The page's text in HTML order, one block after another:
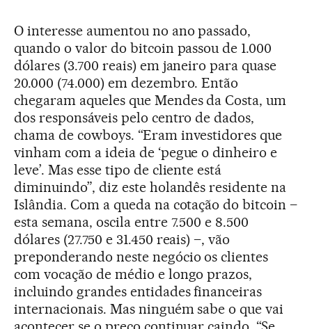
O interesse aumentou no ano passado,
quando o valor do bitcoin passou de 1.000
dólares (3.700 reais) em janeiro para quase
20.000 (74.000) em dezembro. Então
chegaram aqueles que Mendes da Costa, um
dos responsáveis pelo centro de dados,
chama de cowboys. “Eram investidores que
vinham com a ideia de ‘pegue o dinheiro e
leve’. Mas esse tipo de cliente está
diminuindo”, diz este holandês residente na
Islândia. Com a queda na cotação do bitcoin –
esta semana, oscila entre 7.500 e 8.500
dólares (27.750 e 31.450 reais) –, vão
preponderando neste negócio os clientes
com vocação de médio e longo prazos,
incluindo grandes entidades financeiras
internacionais. Mas ninguém sabe o que vai